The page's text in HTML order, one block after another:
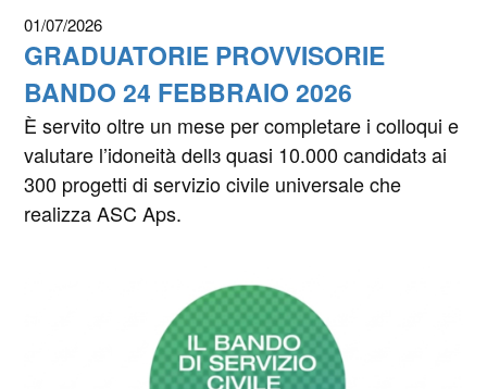
01/07/2026
GRADUATORIE PROVVISORIE
BANDO 24 FEBBRAIO 2026
È servito oltre un mese per completare i colloqui e
valutare l’idoneità dellɜ quasi 10.000 candidatɜ ai
300 progetti di servizio civile universale che
realizza ASC Aps.